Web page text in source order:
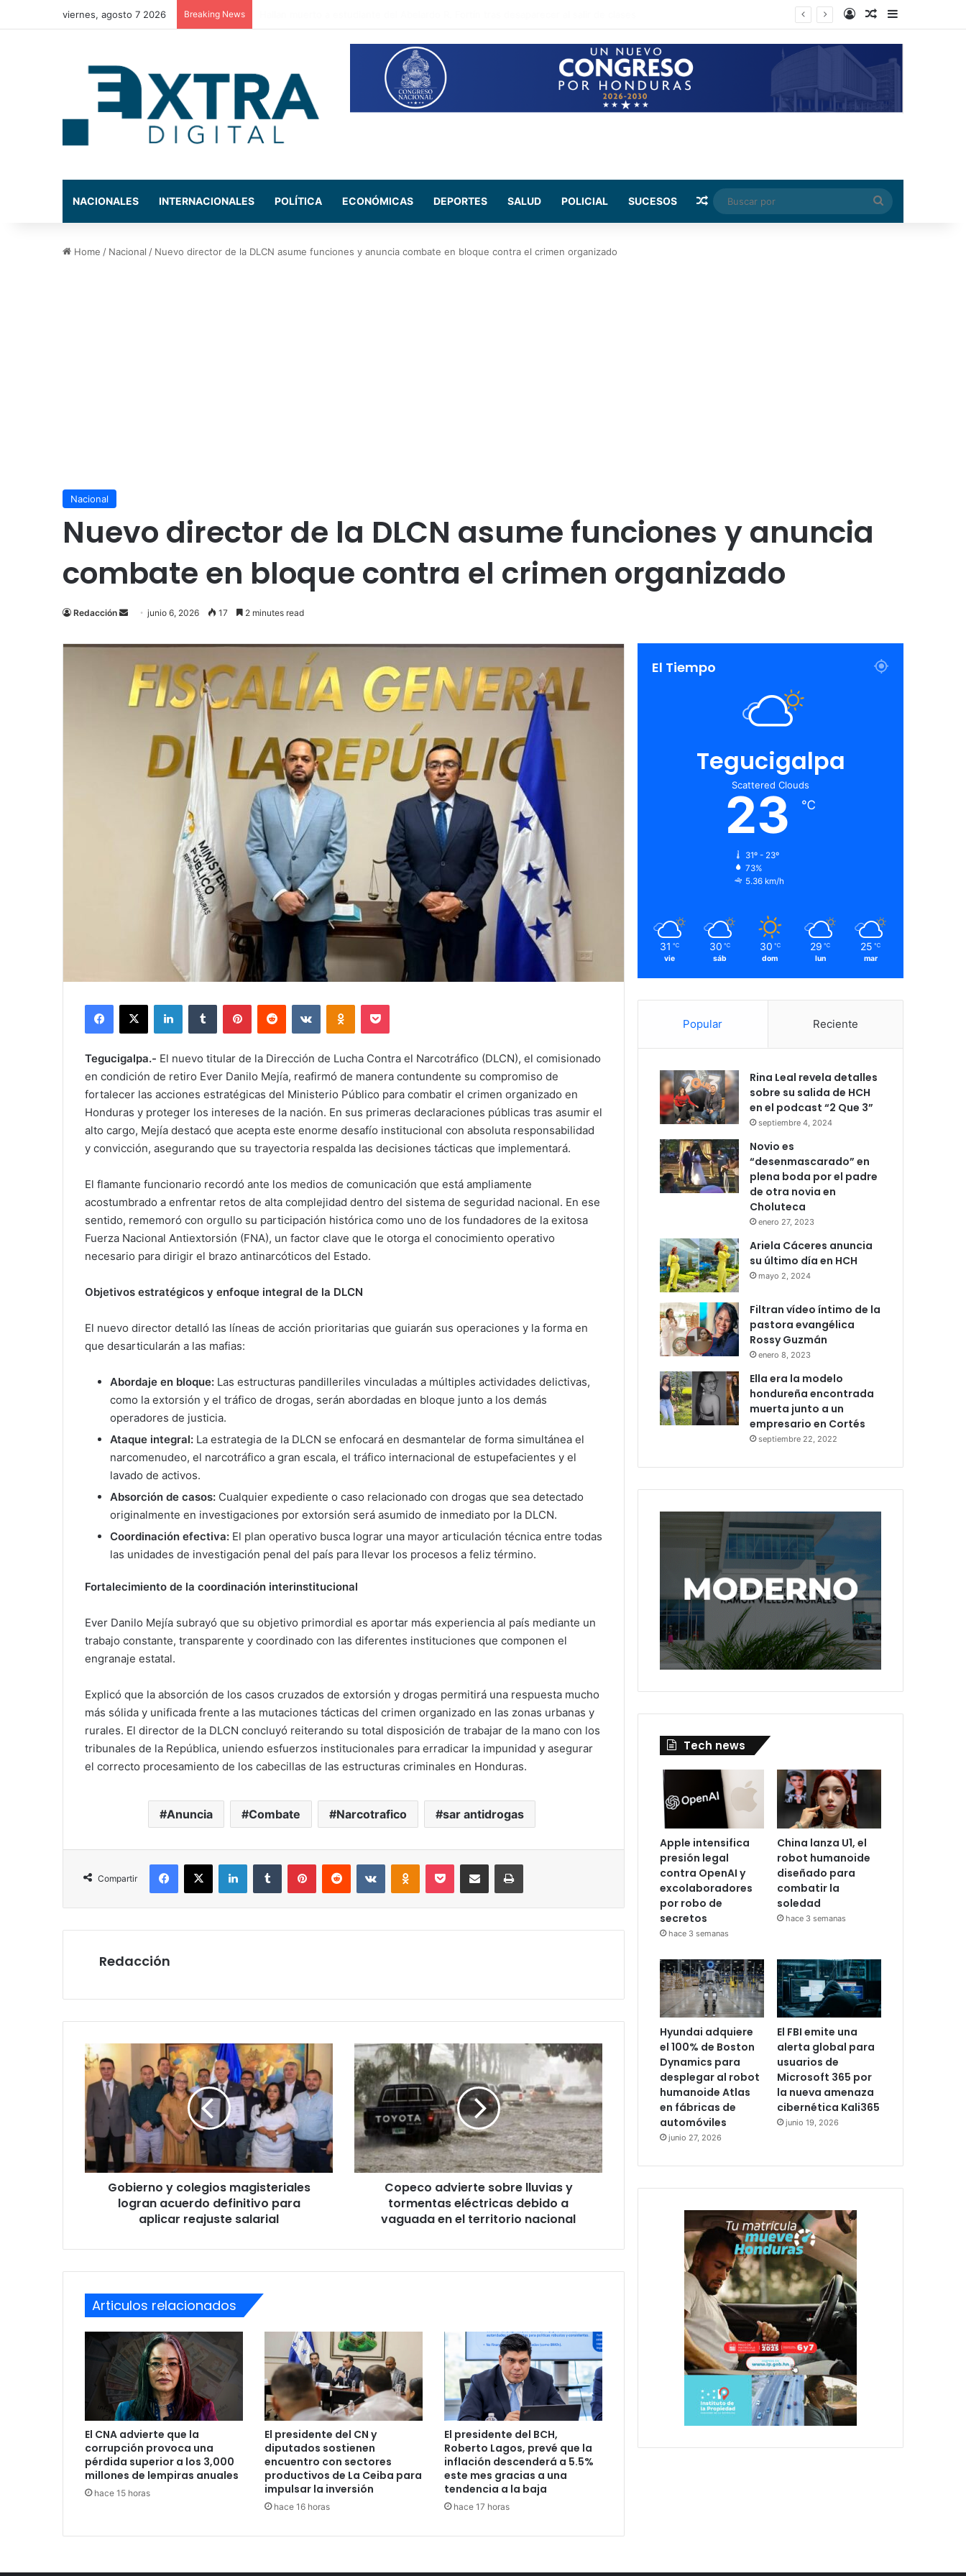
viernes, agosto 7 2026 Breaking News Log InRandom Article
Sidebar
NACIONALES INTERNACIONALES POLÍTICA ECONÓMICAS DEPORTES SALUD POLICIAL SUCESOS Random Article
Buscar
por
Home / Nacional / Nuevo director de la DLCN asume funciones y anuncia combate en bloque contra el crimen organizado
Nacional
Nuevo director de la DLCN asume funciones y anuncia
combate en bloque contra el crimen organizado
Redacción
Send
email
junio 6, 2026 17 2 minutes read
Facebook
X LinkedInTumblr PinterestReddit VKontakteOdnoklassniki
Pocket
Tegucigalpa.- El nuevo titular de la Dirección de Lucha Contra el Narcotráfico (DLCN), el comisionado
en condición de retiro Ever Danilo Mejía, reafirmó de manera contundente su compromiso de
fortalecer las acciones estratégicas del Ministerio Público para combatir el crimen organizado en
Honduras y proteger los intereses de la nación. En sus primeras declaraciones públicas tras asumir el
alto cargo, Mejía destacó que acepta este enorme desafío institucional con absoluta responsabilidad
y convicción, asegurando que su trayectoria respalda las decisiones tácticas que implementará.
El flamante funcionario recordó ante los medios de comunicación que está ampliamente
acostumbrado a enfrentar retos de alta complejidad dentro del sistema de seguridad nacional. En ese
sentido, rememoró con orgullo su participación histórica como uno de los fundadores de la exitosa
Fuerza Nacional Antiextorsión (FNA), un factor clave que le otorga el conocimiento operativo
necesario para dirigir el brazo antinarcóticos del Estado.
Objetivos estratégicos y enfoque integral de la DLCN
El nuevo director detalló las líneas de acción prioritarias que guiarán sus operaciones y la forma en
que desarticularán a las mafias:
Abordaje en bloque: Las estructuras pandilleriles vinculadas a múltiples actividades delictivas,
como la extorsión y el tráfico de drogas, serán abordadas en bloque junto a los demás
operadores de justicia.
Ataque integral: La estrategia de la DLCN se enfocará en desmantelar de forma simultánea el
narcomenudeo, el narcotráfico a gran escala, el tráfico internacional de estupefacientes y el
lavado de activos.
Absorción de casos: Cualquier expediente o caso relacionado con drogas que sea detectado
originalmente en investigaciones por extorsión será asumido de inmediato por la DLCN.
Coordinación efectiva: El plan operativo busca lograr una mayor articulación técnica entre todas
las unidades de investigación penal del país para llevar los procesos a feliz término.
Fortalecimiento de la coordinación interinstitucional
Ever Danilo Mejía subrayó que su objetivo primordial es aportar más experiencia al país mediante un
trabajo constante, transparente y coordinado con las diferentes instituciones que componen el
engranaje estatal.
Explicó que la absorción de los casos cruzados de extorsión y drogas permitirá una respuesta mucho
más sólida y unificada frente a las mutaciones tácticas del crimen organizado en las zonas urbanas y
rurales. El director de la DLCN concluyó reiterando su total disposición de trabajar de la mano con los
tribunales de la República, uniendo esfuerzos institucionales para erradicar la impunidad y asegurar
el correcto procesamiento de los cabecillas de las estructuras criminales en Honduras.
Anuncia Combate Narcotrafico sar antidrogas
Compartir
Facebook
X LinkedInTumblr PinterestReddit VKontakteOdnoklassniki
Pocket compartit via email Print
Redacción
Gobierno
y
colegios
magisteriales
logran
acuerdo
definitivo
para
aplicar
reajusteGobierno y colegios magisteriales
logran acuerdo definitivo para
aplicar reajuste salarial
Copeco
advierte
sobre
lluvias
y
tormentas
eléctricas
debido
a
vaguadaCopeco advierte sobre lluvias y
tormentas eléctricas debido a
vaguada en el territorio nacional
Articulos relacionados
El CNA advierte que la
corrupción provoca una
pérdida superior a los 3,000
millones de lempiras anuales
hace 15 horas
El presidente del CN y
diputados sostienen
encuentro con sectores
productivos de La Ceiba para
impulsar la inversión
hace 16 horas
El presidente del BCH,
Roberto Lagos, prevé que la
inflación descenderá a 5.5%
este mes gracias a una
tendencia a la baja
hace 17 horas
El Tiempo
Tegucigalpa
Scattered Clouds
23 ℃
31º - 23º
73%
5.36 km/h
31 ℃
vie
30 ℃
sáb
30 ℃
dom
29 ℃
lun
25 ℃
mar
Popular Reciente
Rina Leal revela detalles
sobre su salida de HCH
en el podcast “2 Que 3”
septiembre 4, 2024
Novio es
“desenmascarado” en
plena boda por el padre
de otra novia en
Choluteca
enero 27, 2023
Ariela Cáceres anuncia
su último día en HCH
mayo 2, 2024
Filtran vídeo íntimo de la
pastora evangélica
Rossy Guzmán
enero 8, 2023
Ella era la modelo
hondureña encontrada
muerta junto a un
empresario en Cortés
septiembre 22, 2022
Tech news
Apple intensifica
presión legal
contra OpenAI y
excolaboradores
por robo de
secretos
hace 3 semanas
China lanza U1, el
robot humanoide
diseñado para
combatir la
soledad
hace 3 semanas
Hyundai adquiere
el 100% de Boston
Dynamics para
desplegar al robot
humanoide Atlas
en fábricas de
automóviles
junio 27, 2026
El FBI emite una
alerta global para
usuarios de
Microsoft 365 por
la nueva amenaza
cibernética Kali365
junio 19, 2026